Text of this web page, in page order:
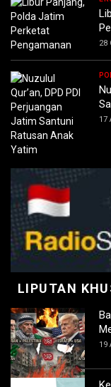
28
17
LIPUTAN
19